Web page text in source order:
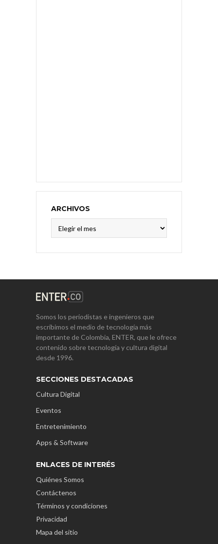
ARCHIVOS
Somos los periodistas e ingenieros que
escribimos el medio de tecnología más
importante de Colombia, ENTER, que le ofrece
contenido sobre tecnología y cultura digital
desde 1996.
SECCIONES DESTACADAS
Cultura Digital
Eventos
Entretenimiento
Apps & Software
ENLACES DE INTERÉS
Quiénes Somos
Contáctenos
Términos y condiciones
Privacidad
Mapa del sitio